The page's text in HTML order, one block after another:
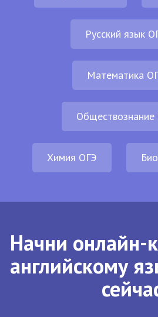
Русский язык
Математика
Химия ОГЭ
Начни онлайн-
английскому